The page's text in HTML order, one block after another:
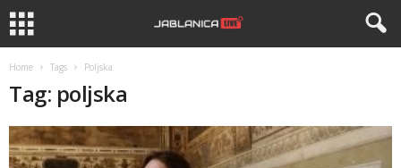
Home Tags Poljska
Tag: poljska